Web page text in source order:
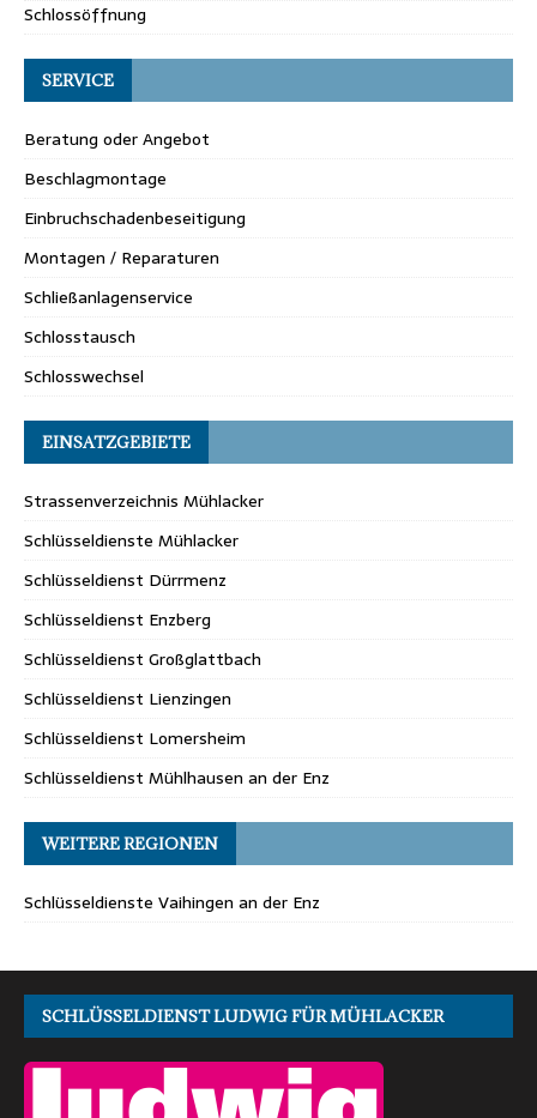
Schlossöffnung
SERVICE
Beratung oder Angebot
Beschlagmontage
Einbruchschadenbeseitigung
Montagen / Reparaturen
Schließanlagenservice
Schlosstausch
Schlosswechsel
EINSATZGEBIETE
Strassenverzeichnis Mühlacker
Schlüsseldienste Mühlacker
Schlüsseldienst Dürrmenz
Schlüsseldienst Enzberg
Schlüsseldienst Großglattbach
Schlüsseldienst Lienzingen
Schlüsseldienst Lomersheim
Schlüsseldienst Mühlhausen an der Enz
WEITERE REGIONEN
Schlüsseldienste Vaihingen an der Enz
SCHLÜSSELDIENST LUDWIG FÜR MÜHLACKER